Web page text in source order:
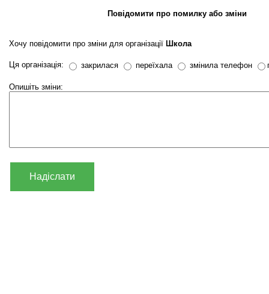
Повідомити про помилку або зміни
Хочу повідомити про зміни для організації Школа
Ця організація: закрилася переїхала змінила телефон
Опишіть зміни:
Надіслати